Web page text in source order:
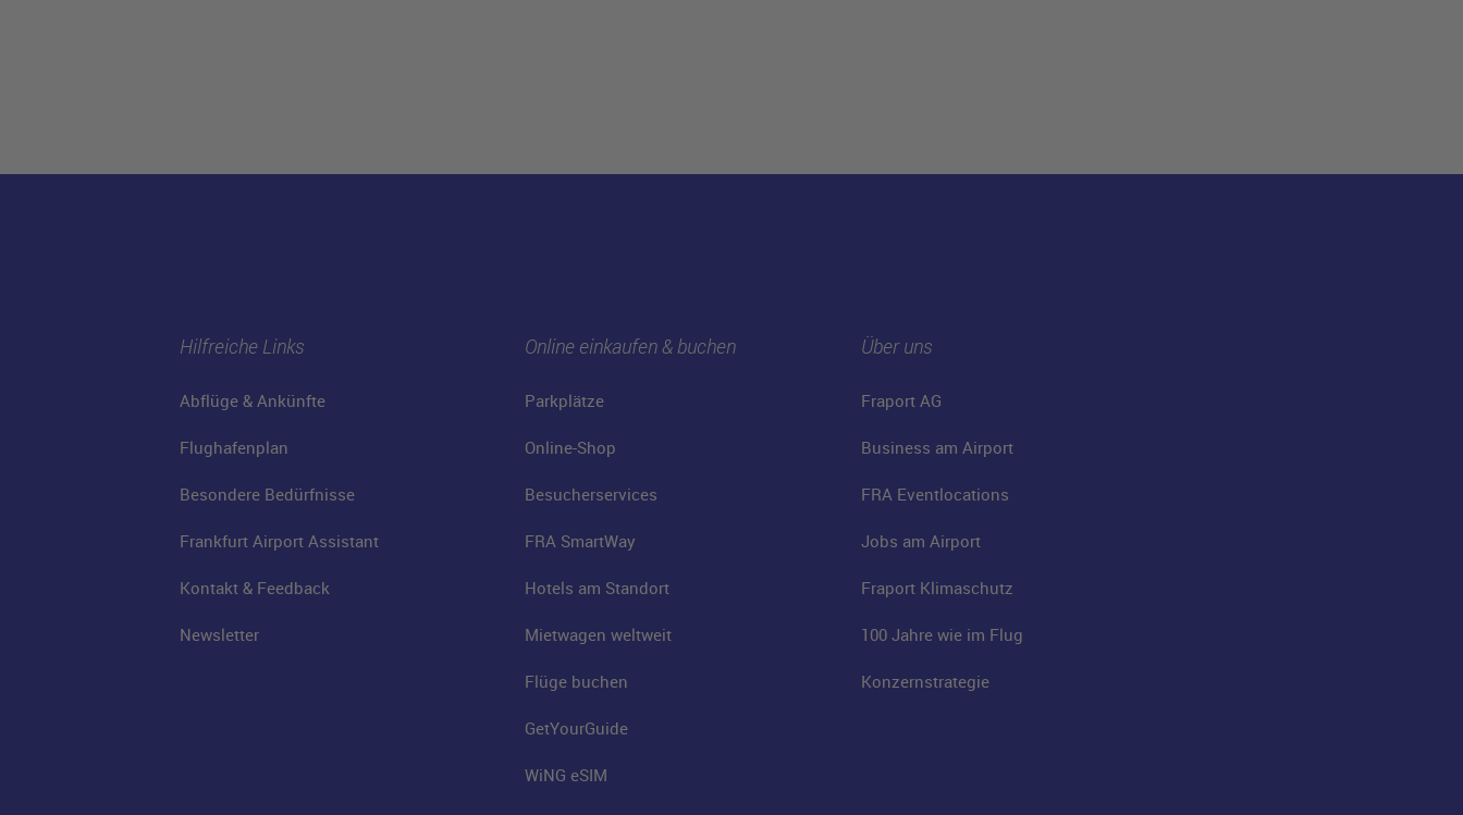
Hilfreiche Links
Abflüge & Ankünfte
Flughafenplan
Besondere Bedürfnisse
Frankfurt Airport Assistant
Kontakt & Feedback
Newsletter
Online einkaufen & buchen
Parkplätze
Online-Shop
Besucherservices
FRA SmartWay
Hotels am Standort
Mietwagen weltweit
Flüge buchen
GetYourGuide
WiNG eSIM
Über uns
Fraport AG
Business am Airport
FRA Eventlocations
Jobs am Airport
Fraport Klimaschutz
100 Jahre wie im Flug
Konzernstrategie